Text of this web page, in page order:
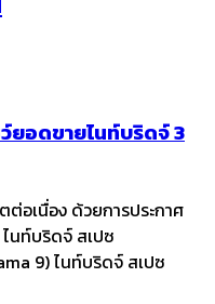
ยอดขายไนท์บริดจ์ 3
อเนื่อง ด้วยการประกาศ
นท์บริดจ์ สเปซ
9) ไนท์บริดจ์ สเปซ